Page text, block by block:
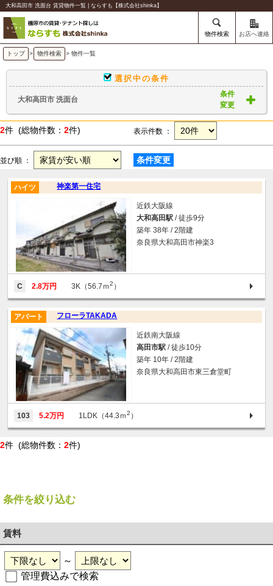
大和高田市 洗面台 賃貸物件一覧 | ならすも【株式会社shinka】
物件検索 お店へ連絡
トップ > 物件検索 > 物件一覧
選択中の条件
大和高田市 洗面台
条件
変更
2件 (総物件数： 2件) 表示件数 ：
並び順 ： 条件変更
神楽第一住宅
ハイツ
近鉄大阪線
大和高田駅 / 徒歩9分
築年 38年 / 2階建
奈良県大和高田市神楽3
C 2.8万円 3K（56.7ｍ2 ）
フローラTAKADA
アパート
近鉄南大阪線
高田市駅 / 徒歩10分
築年 10年 / 2階建
奈良県大和高田市東三倉堂町
103 5.2万円 1LDK（44.3ｍ2 ）
2件 (総物件数： 2件)
条件を絞り込む
賃料
～
管理費込みで検索